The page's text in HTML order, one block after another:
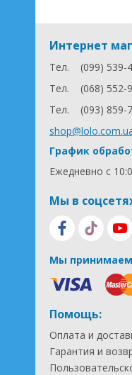
Интернет
Тел.
(099) 539-
Тел.
(068) 552-
Тел.
(093) 859-
График
Ежедневно с
Мы в
Мы
Помощь:
Оплата и
Гарантия и